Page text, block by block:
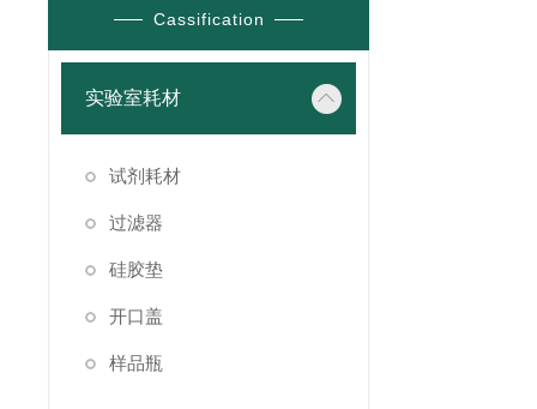
Cassification
实验室耗材
试剂耗材
过滤器
硅胶垫
开口盖
样品瓶